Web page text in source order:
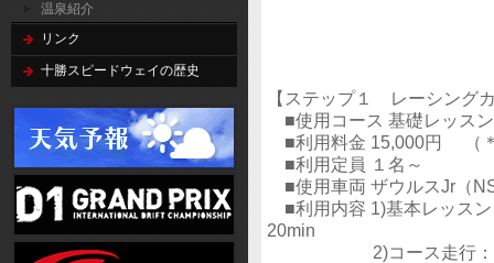
温泉紹介
リンク
十勝スピードウェイの歴史
【ステップ１ レーシング
■使用コース 基礎レッス
■利用料金 15,000円 （＊
■利用定員 １名～
■使用車両 ザウルスJr（
■利用内容 1)基本レッス
20min
2)コース走行： 先